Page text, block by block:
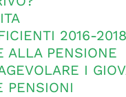
2016-2018
ALLA PENSIONE
I
PENSIONI